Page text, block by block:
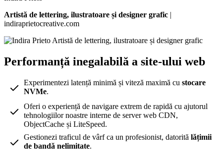
Artistă de lettering, ilustratoare și designer grafic |
indiraprietocreative.com
Performanță inegalabilă a site-ului web
Experimentezi latență minimă și viteză maximă cu stocare
NVMe.
Oferi o experiență de navigare extrem de rapidă cu ajutorul
tehnologiilor noastre interne de server web CDN,
ObjectCache și LiteSpeed.
Gestionezi traficul de vârf ca un profesionist, datorită lățimii
de bandă nelimitate.